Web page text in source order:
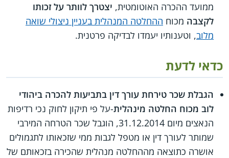
ממועד ההכרה האוטומטית, יצטרך לוותר על זכותו
לקצבה מכוח ההחלטה המנהלית בעניין ניצולי שואה
מלוב, וטענותיו יעמדו לבדיקה פרטנית.
כדאי לדעת
הגבלת שכר טירחת עורך דין בתביעות להכרה ביהודי
לוב מכוח החלטה מינהלית-על פי תיקון לחוק נכי רדיפות
הנאצים מיום 31.12.2014, הוגבל שכר הטרחה המירבי
שמותר לעורך דין או מטפל לגבות ממי שזכאותו לתגמולים
אושרה כתוצאה מההחלטה מנהלית שהכירה בזכאותם של